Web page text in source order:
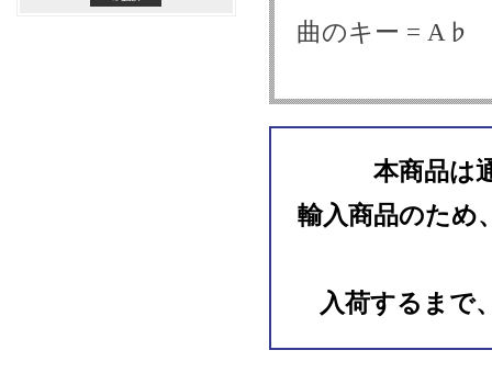
曲のキー = A♭
本商品は
輸入商品のため
入荷するまで